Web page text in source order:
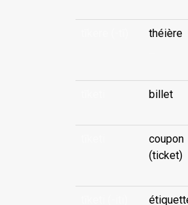
théière
billet
coupon
(ticket)